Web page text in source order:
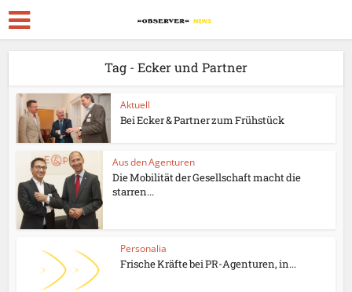
Tag - Ecker und Partner
Aktuell
Bei Ecker & Partner zum Frühstück
Aus den Agenturen
Die Mobilität der Gesellschaft macht die
starren...
Personalia
Frische Kräfte bei PR-Agenturen, in...